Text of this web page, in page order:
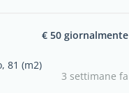
€ 50 giornalmente
81 (m2)
3 settimane fa